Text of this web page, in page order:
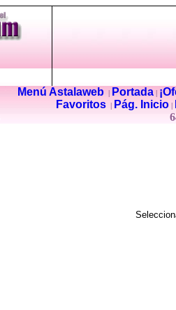
Menú Astalaweb| Portada|
Favoritos
Pág. Inicio